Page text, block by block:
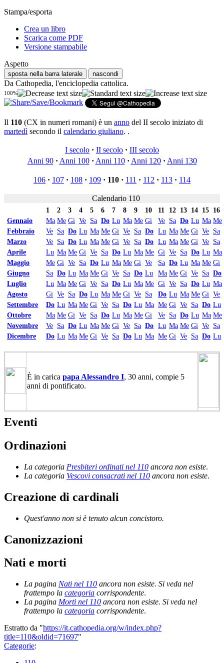
Stampa/esporta
Crea un libro
Scarica come PDF
Versione stampabile
Aspetto
sposta nella barra laterale nascondi
Da Cathopedia, l'enciclopedia cattolica.
100%
Il 110 (CX in numeri romani) è un anno del II secolo iniziato di
martedì secondo il calendario giuliano. .
I secolo · II secolo · III secolo
Anni 90· Anni 100· Anni 110· Anni 120· Anni 130
106 · 107 · 108 · 109 · 110 · 111 · 112 · 113 · 114
Calendario 110
1 2 3 4 5 6 7 8 9 10 11 12 13 14 15 16
Gennaio
Ma Me Gi Ve Sa Do Lu Ma Me Gi Ve Sa Do Lu Ma Me
Febbraio
Ve Sa Do Lu Ma Me Gi Ve Sa Do Lu Ma Me Gi Ve Sa
Marzo
Ve Sa Do Lu Ma Me Gi Ve Sa Do Lu Ma Me Gi Ve Sa
Aprile
Lu Ma Me Gi Ve Sa Do Lu Ma Me Gi Ve Sa Do Lu Ma
Maggio
Me Gi Ve Sa Do Lu Ma Me Gi Ve Sa Do Lu Ma Me Gi
Giugno
Sa Do Lu Ma Me Gi Ve Sa Do Lu Ma Me Gi Ve Sa Do
Luglio
Lu Ma Me Gi Ve Sa Do Lu Ma Me Gi Ve Sa Do Lu Ma
Agosto
Gi Ve Sa Do Lu Ma Me Gi Ve Sa Do Lu Ma Me Gi Ve
Settembre
Do Lu Ma Me Gi Ve Sa Do Lu Ma Me Gi Ve Sa Do Lu
Ottobre
Ma Me Gi Ve Sa Do Lu Ma Me Gi Ve Sa Do Lu Ma Me
Novembre
Ve Sa Do Lu Ma Me Gi Ve Sa Do Lu Ma Me Gi Ve Sa
Dicembre
Do Lu Ma Me Gi Ve Sa Do Lu Ma Me Gi Ve Sa Do Lu
È in carica papa Alessandro I, 30 anni, compie 5
anni di pontificato.
Eventi
Ordinazioni
La categoria Presbiteri ordinati nel 110 ancora non esiste.
La categoria Vescovi consacrati nel 110 ancora non esiste.
Creazione di cardinali
Quest'anno non si è tenuto alcun concistoro.
Canonizzazioni
Nati e morti
La pagina Nati nel 110 ancora non esiste. Si veda nel
frattempo la categoria corrispondente.
La pagina Morti nel 110 ancora non esiste. Si veda nel
frattempo la categoria corrispondente.
Estratto da "https://it.cathopedia.org/w/index.php?
title=110&oldid=71697"
Categorie: